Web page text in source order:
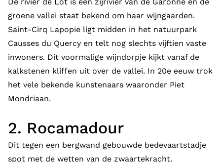
De rivier de Lot is een zijrivier van de Garonne en de
groene vallei staat bekend om haar wijngaarden.
Saint-Cirq Lapopie ligt midden in het natuurpark
Causses du Quercy en telt nog slechts vijftien vaste
inwoners. Dit voormalige wijndorpje kijkt vanaf de
kalkstenen kliffen uit over de vallei. In 20e eeuw trok
het vele bekende kunstenaars waaronder Piet
Mondriaan.
2. Rocamadour
Dit tegen een bergwand gebouwde bedevaartstadje
spot met de wetten van de zwaartekracht.